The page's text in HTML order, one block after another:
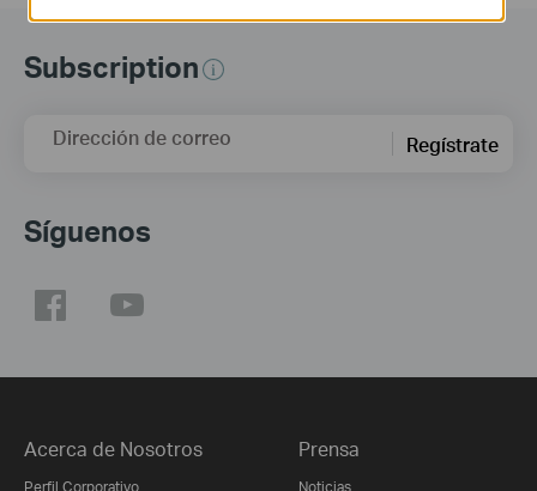
Subscription
Dirección de correo Regístrate
Síguenos
Acerca de Nosotros
Perfil Corporativo
Prensa
Noticias